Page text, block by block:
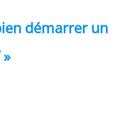
démarrer un